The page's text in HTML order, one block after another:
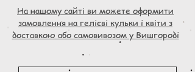
На нашому сайті ви можете оформити
замовлення на гелієві кульки і квіти з
доставкою або самовивозом у Вишгороді